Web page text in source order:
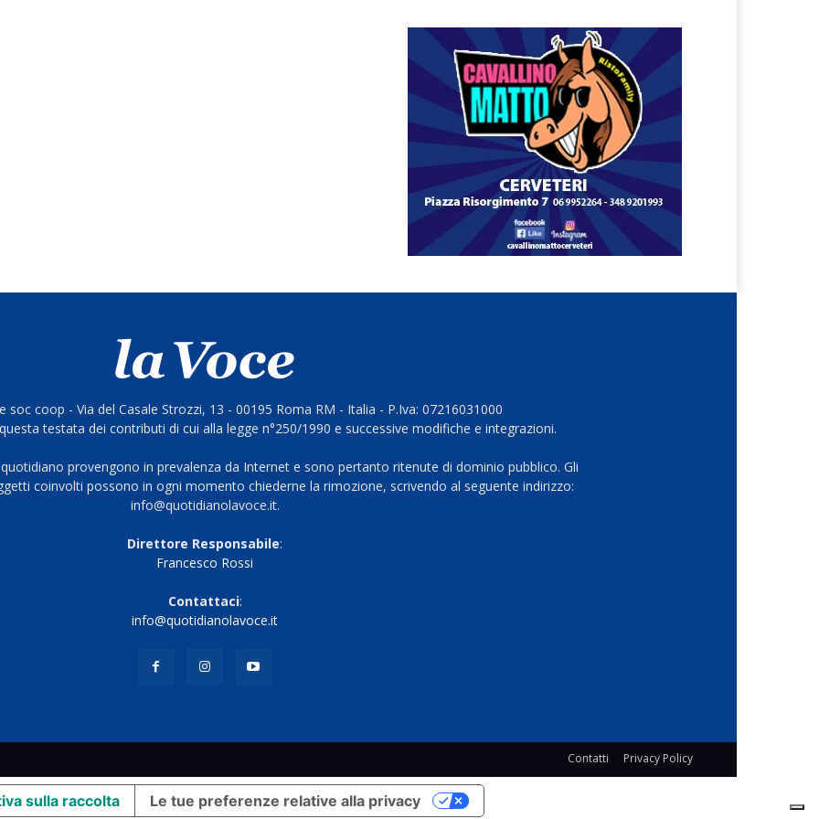
soc coop - Via del Casale Strozzi, 13 - 00195 Roma RM - Italia - P.Iva: 07216031000
testata dei contributi di cui alla legge n°250/1990 e successive modifiche e integrazioni.
provengono in prevalenza da Internet e sono pertanto ritenute di dominio pubblico. Gli
coinvolti possono in ogni momento chiederne la rimozione, scrivendo al seguente indirizzo:
info@quotidianolavoce.it.
Direttore Responsabile:
Francesco Rossi
Contattaci:
info@quotidianolavoce.it
Contatti Privacy Policy
sulla raccolta Le tue preferenze relative alla privacy